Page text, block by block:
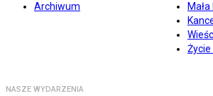
Archiwum
NASZE WYDARZENIA